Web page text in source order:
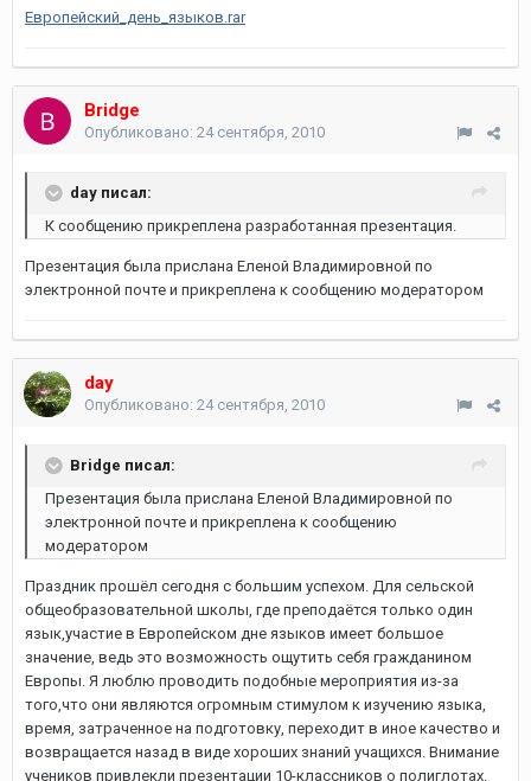
Европейский_день_языков.rar
Bridge
Опубликовано: 24 сентября, 2010
day писал:
К сообщению прикреплена разработанная презентация.
Презентация была прислана Еленой Владимировной по
электронной почте и прикреплена к сообщению модератором
day
Опубликовано: 24 сентября, 2010
Bridge писал:
Презентация была прислана Еленой Владимировной по
электронной почте и прикреплена к сообщению
модератором
Праздник прошёл сегодня с большим успехом. Для сельской
общеобразовательной школы, где преподаётся только один
язык,участие в Европейском дне языков имеет большое
значение, ведь это возможность ощутить себя гражданином
Европы. Я люблю проводить подобные мероприятия из-за
того,что они являются огромным стимулом к изучению языка,
время, затраченное на подготовку, переходит в иное качество и
возвращается назад в виде хороших знаний учащихся. Внимание
учеников привлекли презентации 10-классников о полиглотах.